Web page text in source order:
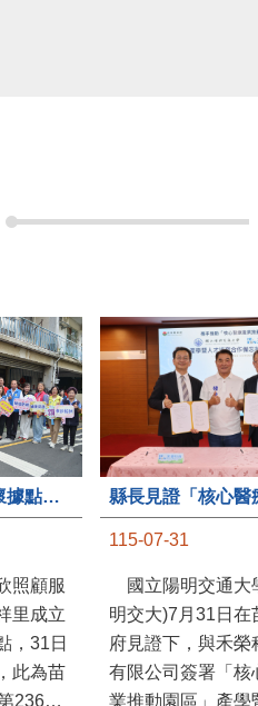
苗栗縣第236處關懷據點在苗栗市維祥里揭牌
照顧服
里成立
，31日
此為苗
236處
115-07-31
國立陽明交通大
明交大)7月31日在
府見證下，與禾榮
有限公司簽署「核
業推動園區」產學